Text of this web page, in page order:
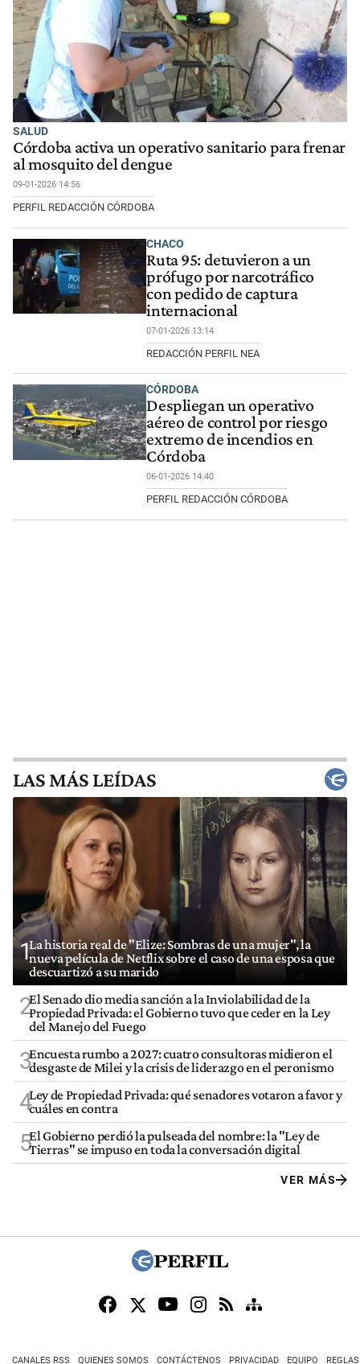
SALUD
Córdoba activa un operativo sanitario para frenar
al mosquito del dengue
09-01-2026 14:56
PERFIL REDACCIÓN CÓRDOBA
CHACO
Ruta 95: detuvieron a un
prófugo por narcotráfico
con pedido de captura
internacional
07-01-2026 13:14
REDACCIÓN PERFIL NEA
CÓRDOBA
Despliegan un operativo
aéreo de control por riesgo
extremo de incendios en
Córdoba
06-01-2026 14:40
PERFIL REDACCIÓN CÓRDOBA
LAS MÁS LEÍDAS
1La historia real de "Elize: Sombras de una mujer", la
nueva película de Netflix sobre el caso de una esposa que
descuartizó a su marido
2El Senado dio media sanción a la Inviolabilidad de la
Propiedad Privada: el Gobierno tuvo que ceder en la Ley
del Manejo del Fuego
3Encuesta rumbo a 2027: cuatro consultoras midieron el
desgaste de Milei y la crisis de liderazgo en el peronismo
4Ley de Propiedad Privada: qué senadores votaron a favor y
cuáles en contra
5El Gobierno perdió la pulseada del nombre: la "Ley de
Tierras" se impuso en toda la conversación digital
VER MÁS
CANALES RSS QUIENES SOMOS CONTÁCTENOS PRIVACIDAD EQUIPO